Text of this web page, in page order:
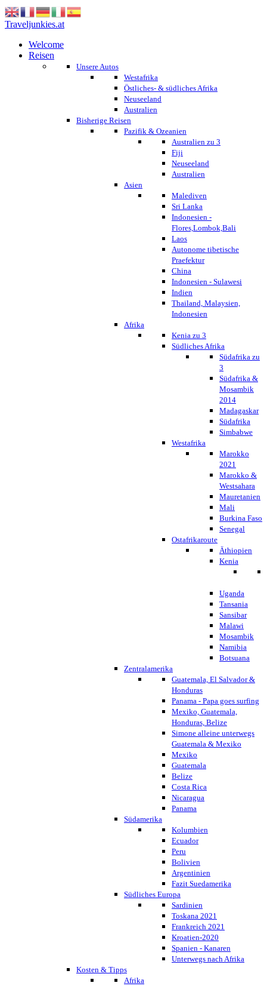
Traveljunkies.at
Welcome
Reisen
Unsere Autos
Westafrika
Östliches- & südliches Afrika
Neuseeland
Australien
Bisherige Reisen
Pazifik & Ozeanien
Australien zu 3
Fiji
Neuseeland
Australien
Asien
Malediven
Sri Lanka
Indonesien -
Flores,Lombok,Bali
Laos
Autonome tibetische
Praefektur
China
Indonesien - Sulawesi
Indien
Thailand, Malaysien,
Indonesien
Afrika
Kenia zu 3
Südliches Afrika
Südafrika zu
3
Südafrika &
Mosambik
2014
Madagaskar
Südafrika
Simbabwe
Westafrika
Marokko
2021
Marokko &
Westsahara
Mauretanien
Mali
Burkina Faso
Senegal
Ostafrikaroute
Äthiopien
Kenia
Uganda
Tansania
Sansibar
Malawi
Mosambik
Namibia
Botsuana
Zentralamerika
Guatemala, El Salvador &
Honduras
Panama - Papa goes surfing
Mexiko, Guatemala,
Honduras, Belize
Simone alleine unterwegs
Guatemala & Mexiko
Mexiko
Guatemala
Belize
Costa Rica
Nicaragua
Panama
Südamerika
Kolumbien
Ecuador
Peru
Bolivien
Argentinien
Fazit Suedamerika
Südliches Europa
Sardinien
Toskana 2021
Frankreich 2021
Kroatien-2020
Spanien - Kanaren
Unterwegs nach Afrika
Kosten & Tipps
Afrika